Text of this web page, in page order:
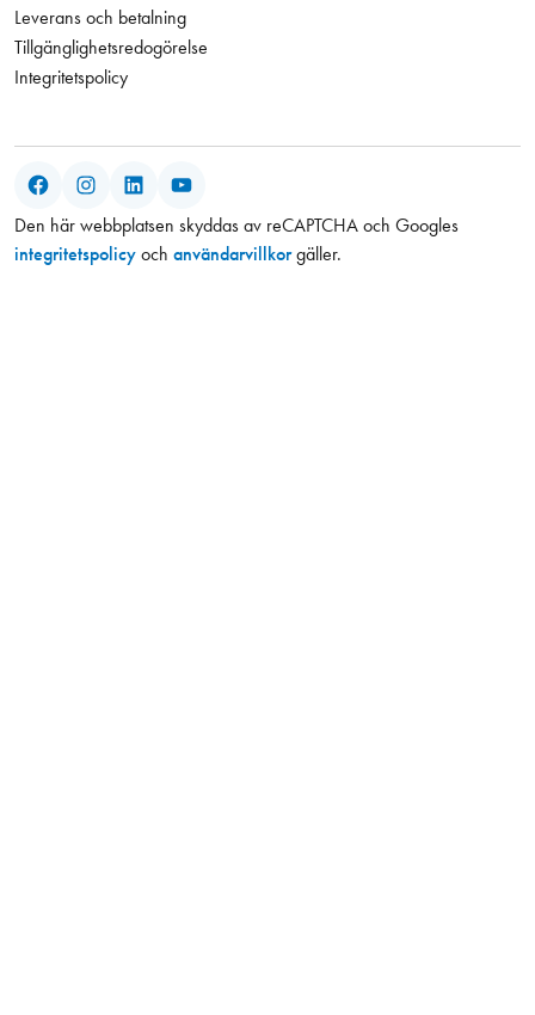
Leverans och betalning
Tillgänglighetsredogörelse
Integritetspolicy
Facebook
Instagram
LinkedIn
Den här webbplatsen skyddas av reCAPTCHA och Googles
integritetspolicy och användarvillkorgäller.